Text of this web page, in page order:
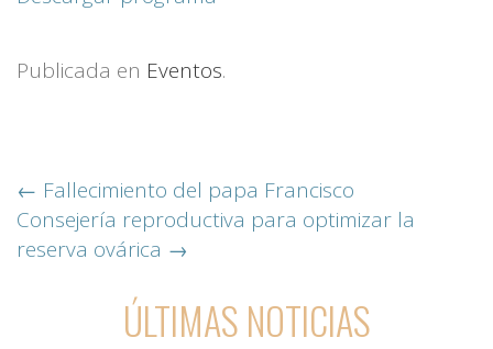
Publicada en Eventos.
Más
noticias…
← Fallecimiento del papa Francisco
Consejería reproductiva para optimizar la
reserva ovárica →
ÚLTIMAS NOTICIAS